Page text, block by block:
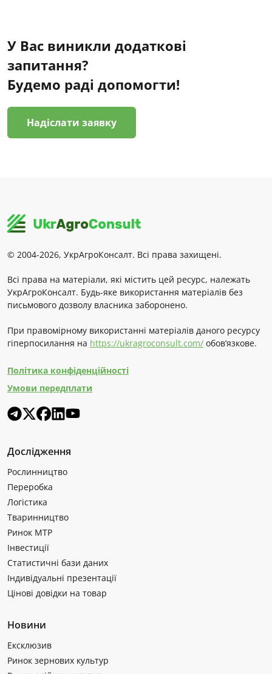
У Вас виникли додаткові
запитання?
Будемо раді допомогти!
Надіслати заявку
© 2004-2026, УкрАгроКонсалт. Всі права захищені.
Всі права на матеріали, які містить цей ресурс, належать
УкрАгроКонсалт. Будь-яке використання матеріалів без
письмового дозволу власника заборонено.
При правомірному використанні матеріалів даного ресурсу
гіперпосилання на https://ukragroconsult.com/ обов’язкове.
Політика конфіденційності
Умови передплати
Дослідження
Рослинництво
Переробка
Логістика
Тваринництво
Ринок МТР
Інвестиції
Статистичні бази даних
Індивідуальні презентації
Цінові довідки на товар
Новини
Ексклюзив
Ринок зернових культур